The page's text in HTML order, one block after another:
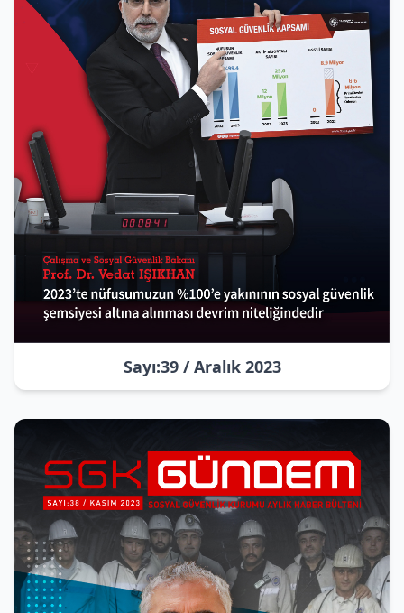
Sayı:39 / Aralık 2023